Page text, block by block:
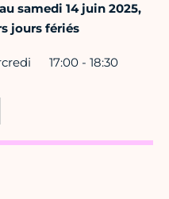
samedi 14 juin 2025,
jours fériés
17:00 - 18:30